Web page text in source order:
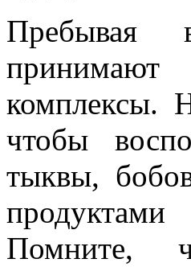
Пребывая
принимают
комплексы.
чтобы
тыквы,
Помните,